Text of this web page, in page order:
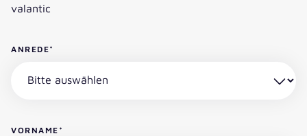
valantic
ANREDE*
VORNAME *